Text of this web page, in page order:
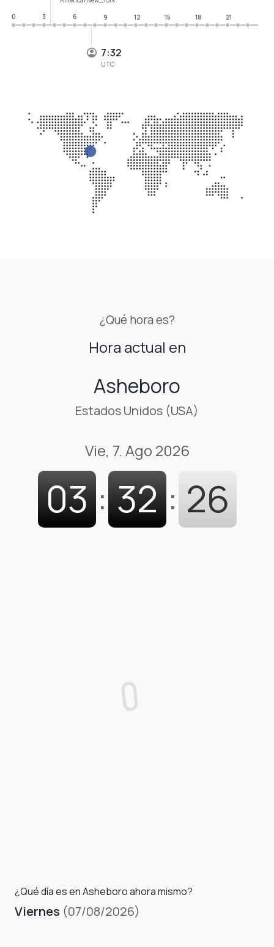
7:32
UTC
0
3 6 9 12 15 18 21
¿Qué hora es?
Hora actual en
Asheboro
Estados Unidos (USA)
Vie, 7. Ago 2026
03 : 32 : 26
¿Qué día es en Asheboro ahora mismo?
Viernes (07/08/2026)